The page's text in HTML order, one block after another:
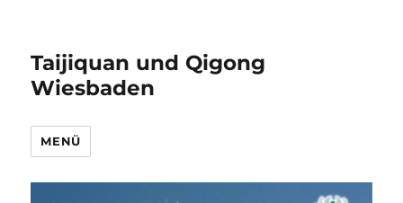
Taijiquan und Qigong
Wiesbaden
MENÜ